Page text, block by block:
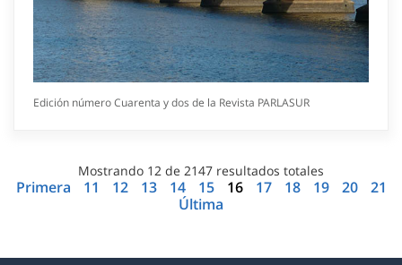
Edición número Cuarenta y dos de la Revista PARLASUR
Mostrando 12 de 2147 resultados totales
Primera 11 12 13 14 15 16 17 18 19 20
21
Última